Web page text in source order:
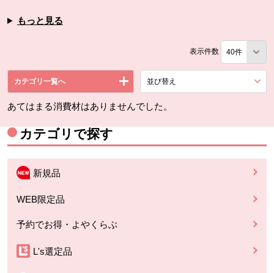
もっと見る
表示件数
カテゴリ一覧へ 並び替え
あてはまる消費材はありませんでした。
カテゴリで探す
新規品
WEB限定品
予約でお得・よやくらぶ
L's選定品